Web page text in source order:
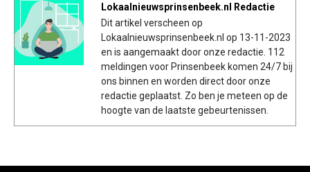
Lokaalnieuwsprinsenbeek.nl Redactie
Dit artikel verscheen op
Lokaalnieuwsprinsenbeek.nl op 13-11-2023
en is aangemaakt door onze redactie. 112
meldingen voor Prinsenbeek komen 24/7 bij
ons binnen en worden direct door onze
redactie geplaatst. Zo ben je meteen op de
hoogte van de laatste gebeurtenissen.